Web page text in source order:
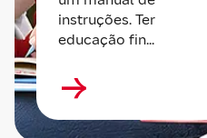
instruções. Ter
educação fin...